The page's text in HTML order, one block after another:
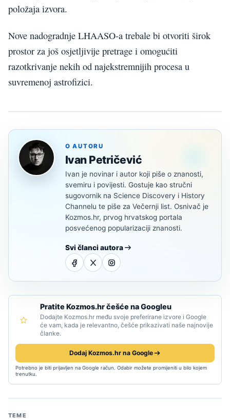
položaja izvora.
Nove nadogradnje LHAASO-a trebale bi otvoriti širok
prostor za još osjetljivije pretrage i omogućiti
razotkrivanje nekih od najekstremnijih procesa u
suvremenoj astrofizici.
O AUTORU
Ivan Petričević
Ivan je novinar i autor koji piše o znanosti,
svemiru i povijesti. Gostuje kao stručni
sugovornik na Science Discovery i History
Channelu te piše za Večernji list. Osnivač je
Kozmos.hr, prvog hrvatskog portala
posvećenog popularizaciji znanosti.
Svi članci autora
Pratite Kozmos.hr češće na Googleu
Dodajte Kozmos.hr među svoje preferirane izvore i Google
će vam, kada je relevantno, češće prikazivati naše najnovije
članke.
Dodaj Kozmos.hr na Google
Potrebno je biti prijavljen na Google račun. Odabir možete promijeniti u bilo kojem
trenutku.
TEME